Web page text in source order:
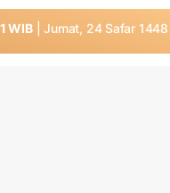
WIB | Jumat, 24 Safar 1448